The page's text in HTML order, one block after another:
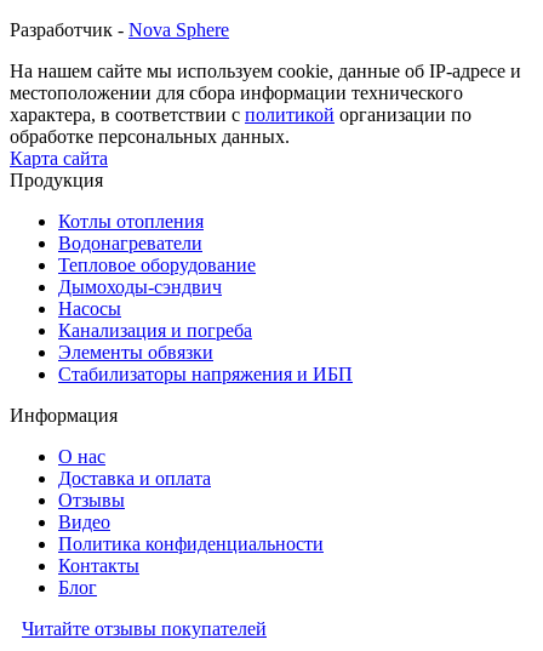
Разработчик - Nova Sphere
На нашем сайте мы используем cookie, данные об IP-адресе и
местоположении для сбора информации технического
характера, в соответствии с политикой организации по
обработке персональных данных.
Карта сайта
Продукция
Котлы отопления
Водонагреватели
Тепловое оборудование
Дымоходы-сэндвич
Насосы
Канализация и погреба
Элементы обвязки
Стабилизаторы напряжения и ИБП
Информация
О нас
Доставка и оплата
Отзывы
Видео
Политика конфиденциальности
Контакты
Блог
Читайте отзывы покупателей